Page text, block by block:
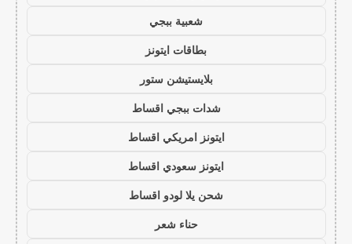
شعبية ببجي
بطاقات ايتونز
بلايستيشن ستور
شدات ببجي اقساط
ايتونز امريكي اقساط
ايتونز سعودي اقساط
شحن يلا لودو اقساط
حناء شعر